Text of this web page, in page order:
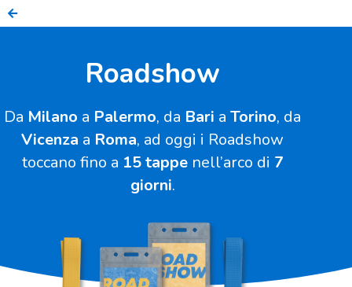
Roadshow
Da Milano a Palermo, da Bari a Torino, da
Vicenza a Roma, ad oggi i Roadshow
toccano fino a 15 tappenell’arco di 7
giorni.